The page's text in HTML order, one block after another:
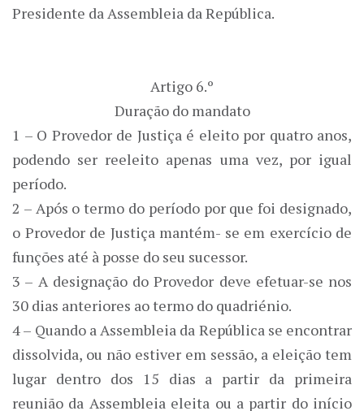
Presidente da Assembleia da República.
Artigo 6.º
Duração do mandato
1 – O Provedor de Justiça é eleito por quatro anos,
podendo ser reeleito apenas uma vez, por igual
período.
2 – Após o termo do período por que foi designado,
o Provedor de Justiça mantém- se em exercício de
funções até à posse do seu sucessor.
3 – A designação do Provedor deve efetuar-se nos
30 dias anteriores ao termo do quadriénio.
4 – Quando a Assembleia da República se encontrar
dissolvida, ou não estiver em sessão, a eleição tem
lugar dentro dos 15 dias a partir da primeira
reunião da Assembleia eleita ou a partir do início